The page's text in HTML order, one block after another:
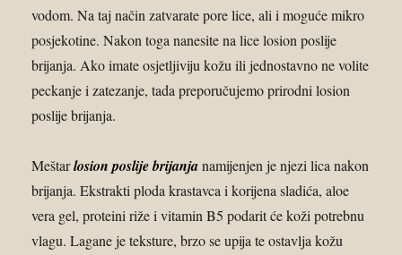
vodom. Na taj način zatvarate pore lice, ali i moguće mikro
posjekotine. Nakon toga nanesite na lice losion poslije
brijanja. Ako imate osjetljiviju kožu ili jednostavno ne volite
peckanje i zatezanje, tada preporučujemo prirodni losion
poslije brijanja.
Meštarlosion poslije brijanjanamijenjen je njezi lica nakon
brijanja. Ekstrakti ploda krastavca i korijena sladića, aloe
vera gel, proteini riže i vitamin B5 podarit će koži potrebnu
vlagu. Lagane je teksture, brzo se upija te ostavlja kožu